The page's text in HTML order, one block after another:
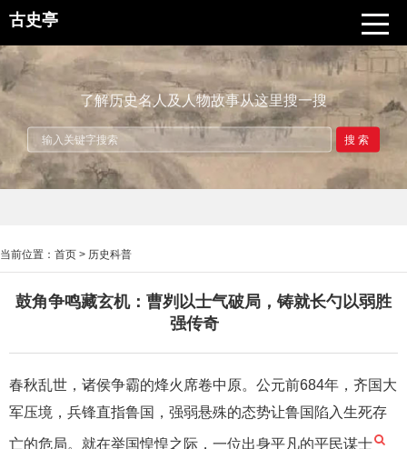
古史亭
了解历史名人及人物故事从这里搜一搜
搜索
当前位置： 首页 > 历史科普
鼓角争鸣藏玄机：曹刿以士气破局，铸就长勺以弱胜
强传奇
春秋乱世，诸侯争霸的烽火席卷中原。公元前684年，齐国大
军压境，兵锋直指鲁国，强弱悬殊的态势让鲁国陷入生死存
亡的危局。就在举国惶惶之际，一位出身平凡的平民谋士